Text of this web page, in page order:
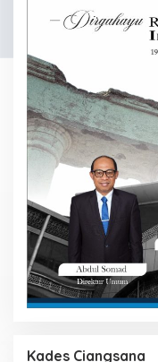
Kades Ciangsana